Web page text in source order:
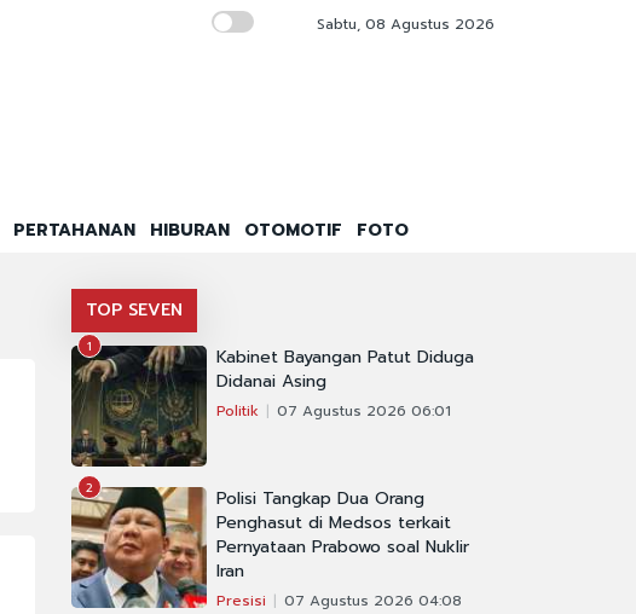
Tailan Perketat Aturan Senjata Usai
Sabtu, 08 Agustus 2026
PERTAHANAN HIBURAN OTOMOTIF FOTO
TOP SEVEN
1
Kabinet Bayangan Patut Diduga
Didanai Asing
Politik 07 Agustus 2026 06:01
2
Polisi Tangkap Dua Orang
Penghasut di Medsos terkait
Pernyataan Prabowo soal Nuklir
Iran
Presisi 07 Agustus 2026 04:08